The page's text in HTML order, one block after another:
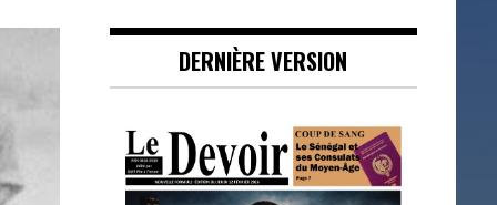
DERNIÈRE VERSION